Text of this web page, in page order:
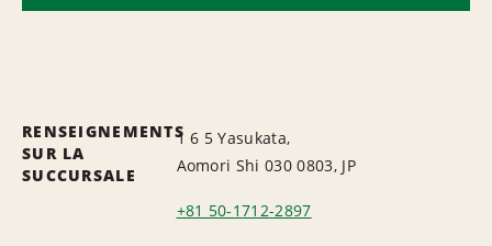
RENSEIGNEMENTS
SUR LA
SUCCURSALE
1 6 5 Yasukata,
Aomori Shi 030 0803, JP
+81 50-1712-2897